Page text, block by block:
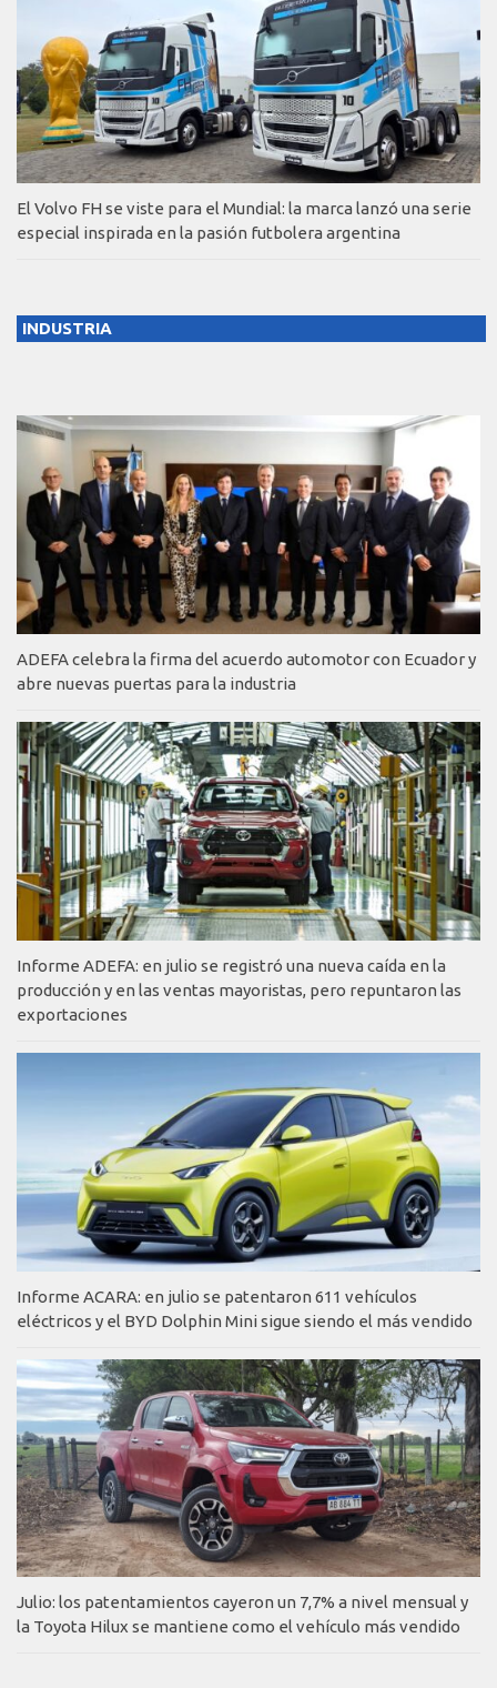
El Volvo FH se viste para el Mundial: la marca lanzó una serie
especial inspirada en la pasión futbolera argentina
INDUSTRIA
ADEFA celebra la firma del acuerdo automotor con Ecuador y
abre nuevas puertas para la industria
Informe ADEFA: en julio se registró una nueva caída en la
producción y en las ventas mayoristas, pero repuntaron las
exportaciones
Informe ACARA: en julio se patentaron 611 vehículos
eléctricos y el BYD Dolphin Mini sigue siendo el más vendido
Julio: los patentamientos cayeron un 7,7% a nivel mensual y
la Toyota Hilux se mantiene como el vehículo más vendido